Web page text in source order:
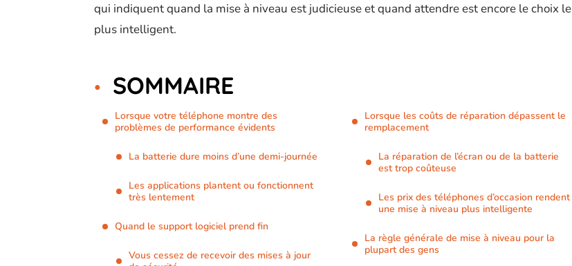
qui indiquent quand la mise à niveau est judicieuse et quand attendre est encore le choix le
plus intelligent.
SOMMAIRE
Lorsque votre téléphone montre des
problèmes de performance évidents
La batterie dure moins d’une demi-journée
Les applications plantent ou fonctionnent
très lentement
Quand le support logiciel prend fin
Vous cessez de recevoir des mises à jour
Lorsque les coûts de réparation dépassent le
remplacement
La réparation de l’écran ou de la batterie
est trop coûteuse
Les prix des téléphones d’occasion rendent
une mise à niveau plus intelligente
La règle générale de mise à niveau pour la
plupart des gens